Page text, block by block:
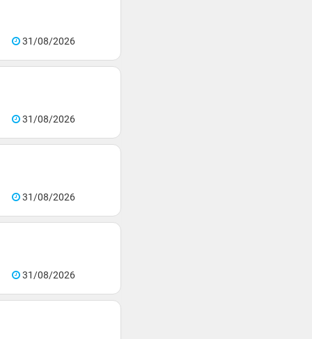
31/08/2026
31/08/2026
31/08/2026
31/08/2026